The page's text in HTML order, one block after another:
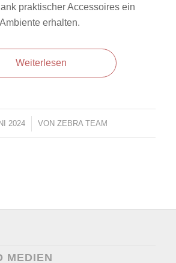
praktischer Accessoires ein
erhalten.
Weiterlesen
2024 VON ZEBRA TEAM
MEDIEN